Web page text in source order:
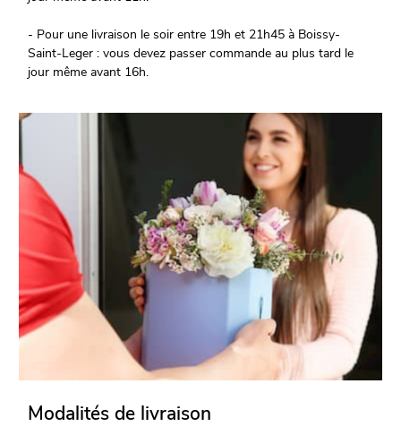
- Pour une livraison le soir entre 19h et 21h45 à Boissy-
Saint-Leger : vous devez passer commande au plus tard le
jour même avant 16h.
Modalités de livraison